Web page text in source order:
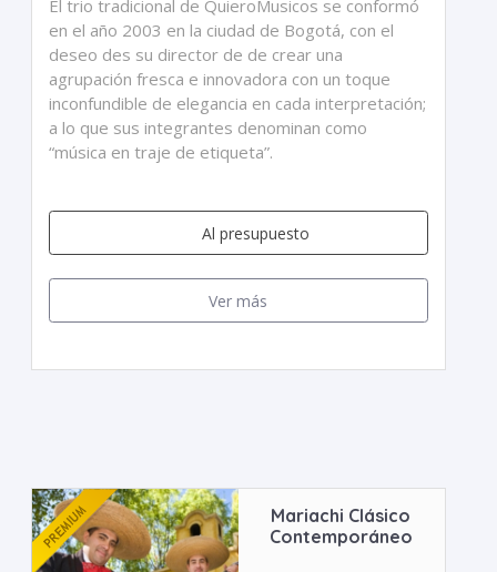
El trio tradicional de QuieroMusicos se conformó
en el año 2003 en la ciudad de Bogotá, con el
deseo des su director de de crear una
agrupación fresca e innovadora con un toque
inconfundible de elegancia en cada interpretación;
a lo que sus integrantes denominan como
“música en traje de etiqueta”.
Al presupuesto
Ver más
Mariachi Clásico
Contemporáneo